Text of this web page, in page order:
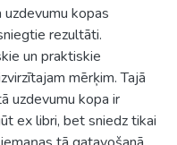
kopas
rezultāti.
un praktiskie
mērķim. Tajā
uzdevumu kopa ir
ex libri, bet sniedz tikai